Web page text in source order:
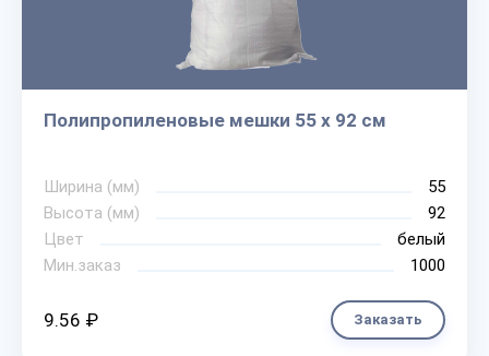
Полипропиленовые мешки 55 х 92 см
Ширина (мм)
55
Высота (мм)
92
Цвет
белый
Мин.заказ
1000
9.56 ₽ Заказать